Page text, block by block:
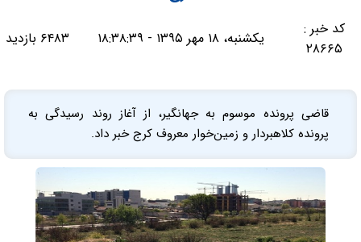
کد خبر :
۲۸۶۶۵
یکشنبه، ۱۸ مهر ۱۳۹۵ - ۱۸:۳۸:۳۹ ۶۴۸۳ بازدید
قاضی پرونده موسوم به جهانگیر، از آغاز روند رسیدگی به
پرونده کلاهبردار و زمین‌خوار معروف کرج خبر داد.